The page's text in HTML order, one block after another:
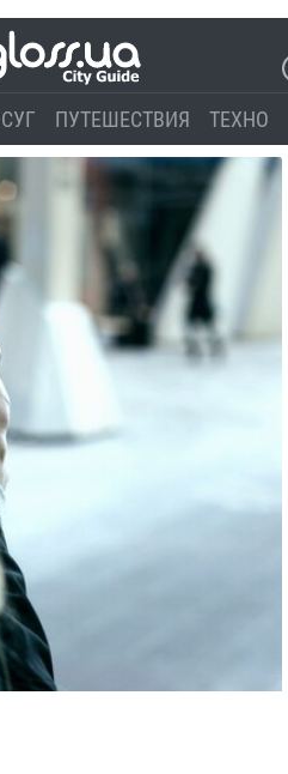
ПУТЕШЕСТВИЯ ТЕХНО